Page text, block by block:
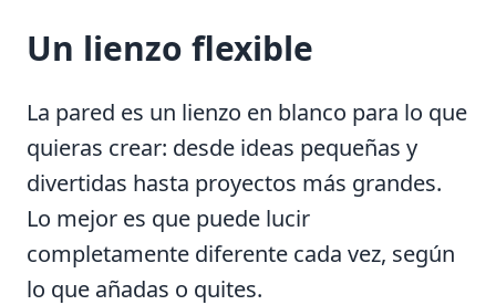
Un lienzo flexible
La pared es un lienzo en blanco para lo que
quieras crear: desde ideas pequeñas y
divertidas hasta proyectos más grandes.
Lo mejor es que puede lucir
completamente diferente cada vez, según
lo que añadas o quites.